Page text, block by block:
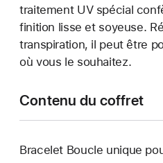
traitement UV spécial
finition lisse et soyeuse.
transpiration, il peut être
où vous le souhaitez.
Contenu du coffret
Bracelet Boucle unique